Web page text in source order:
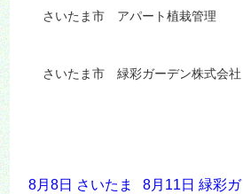
さいたま市 アパート植栽管理
さいたま市 緑彩ガーデン株式会社
8月8日 さいたま
8月11日 緑彩ガ